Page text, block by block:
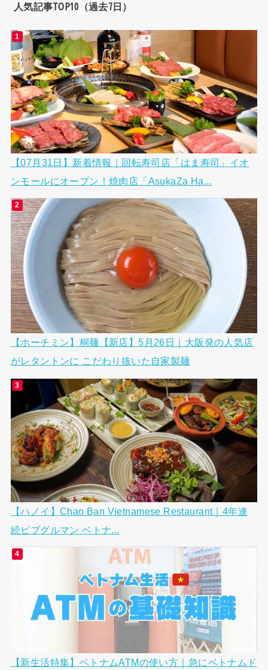
人気記事TOP10（過去7日）
【07月31日】新着情報｜回転寿司店「はま寿司」イオ
ンモールにオープン！焼肉店「AsukaZa Ha...
【ホーチミン】桐麺【新店】5月26日｜大阪発の人気店
がレタントンに こだわり抜いた自家製麺
【ハノイ】Chao Ban Vietnamese Restaurant｜4年連
続ビブグルマン ベトナ...
【新生活特集】ベトナムATMの使い方｜急にベトナムド